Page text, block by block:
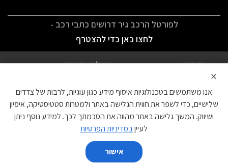
לפורטל הרכב גיר דרושים כתבי רכב -
לחצו כאן כדי להצטרף
אודותינו
שאלות נפוצות
הצהרת נגישות
צור קשר
עוגיות
×
אנו משתמשים בטכנולוגיות איסוף מידע כגון עוגיות, לרבות של צדדים
שלישיים, כדי לשפר את חווית הגלישה באתר ולמטרות סטטיסטיקה, איפיון
ושיווק. המשך גלישה באתר מהווה את הסכמתך לכך. למידע נוסף ניתן
לעייןבמדיניות הפרטיות
אישור